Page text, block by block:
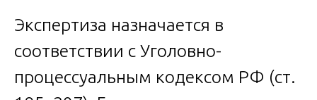
Экспертиза назначается в
соответствии с Уголовно-
процессуальным кодексом РФ (ст.